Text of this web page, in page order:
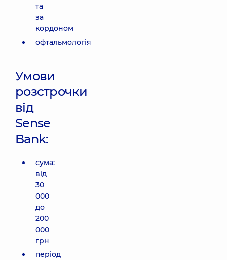
та
за
кордоном
офтальмологія
Умови
розстрочки
від
Sense
Bank:
сума:
від
30
000
до
200
000
грн
період